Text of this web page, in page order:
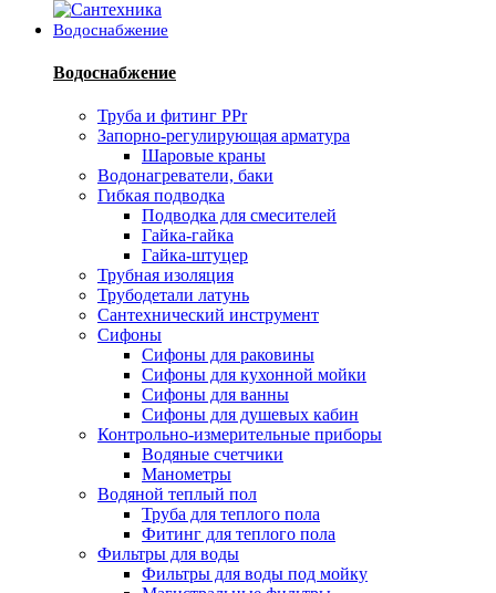
Водоснабжение
Водоснабжение
Труба и фитинг PPr
Запорно-регулирующая арматура
Шаровые краны
Водонагреватели, баки
Гибкая подводка
Подводка для смесителей
Гайка-гайка
Гайка-штуцер
Трубная изоляция
Трубодетали латунь
Сантехнический инструмент
Сифоны
Сифоны для раковины
Сифоны для кухонной мойки
Сифоны для ванны
Сифоны для душевых кабин
Контрольно-измерительные приборы
Водяные счетчики
Манометры
Водяной теплый пол
Труба для теплого пола
Фитинг для теплого пола
Фильтры для воды
Фильтры для воды под мойку